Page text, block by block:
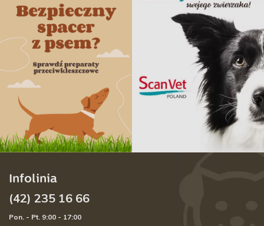
Infolinia
(42) 235 16 66
Pon. - Pt. 9:00 - 17:00